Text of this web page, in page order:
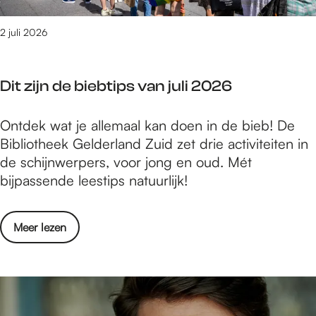
m
e
t
e
k
d
s
-
D
j
u
i
t
m
t
d
Dit zijn de biebtips van juli 2026
2 juli 2026
D
i
t
z
j
n
Ontdek wat je allemaal kan doen in de bieb! De
Bibliotheek Gelderland Zuid zet drie activiteiten in
de schijnwerpers, voor jong en oud. Mét
bijpassende leestips natuurlijk!
Meer lezen
o
v